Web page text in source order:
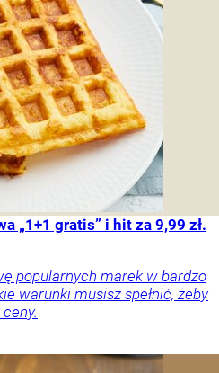
„1+1 gratis” i hit za 9,99 zł.
popularnych marek w bardzo
warunki musisz spełnić, żeby